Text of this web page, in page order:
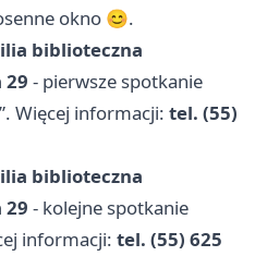
okno 😊.
biblioteczna
29 - pierwsze spotkanie
Więcej informacji: tel. (55)
biblioteczna
29 - kolejne spotkanie
informacji: tel. (55) 625